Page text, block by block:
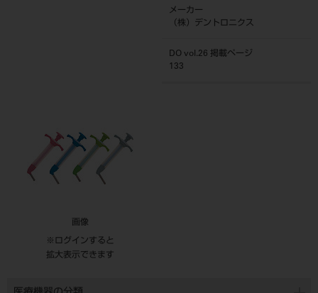
メーカー
（株）デントロニクス
DO vol.26 掲載ページ
133
画像
※ログインすると
拡大表示できます